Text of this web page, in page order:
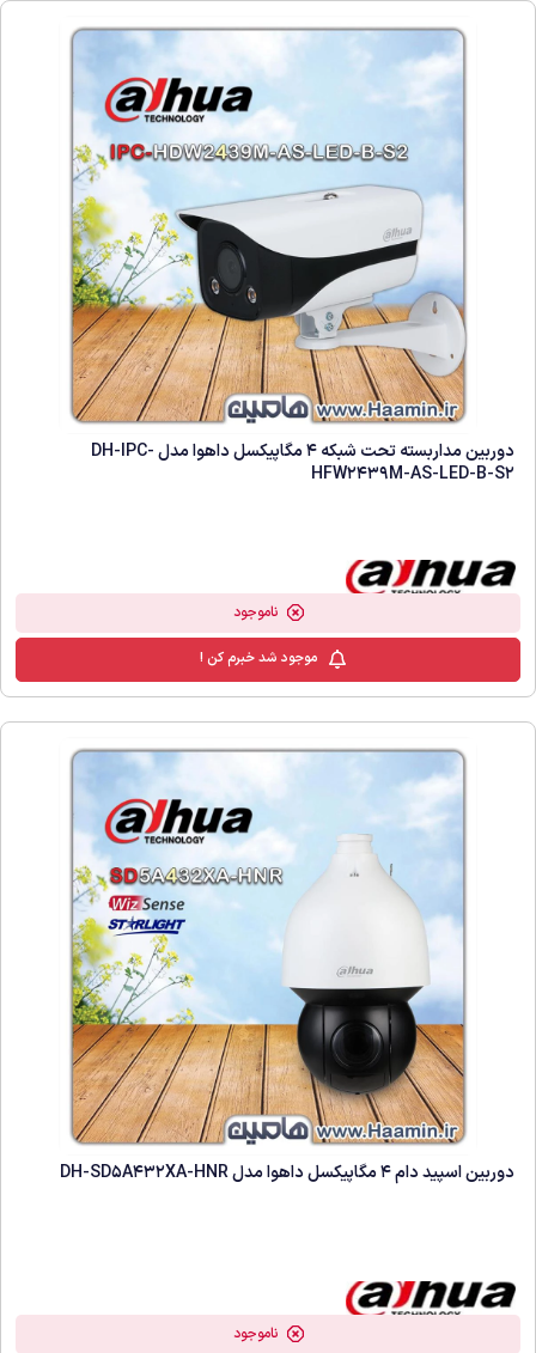
دوربین مداربسته تحت شبکه 4 مگاپیکسل داهوا مدل DH-IPC-
HFW2439M-AS-LED-B-S2
ناموجود
موجود شد خبرم کن !
دوربین اسپید دام 4 مگاپیکسل داهوا مدل DH-SD5A432XA-HNR
ناموجود